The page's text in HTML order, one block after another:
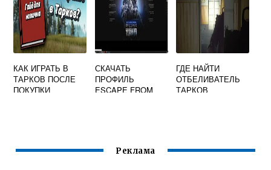
КАК ИГРАТЬ В
ТАРКОВ ПОСЛЕ
ПОКУПКИ
СКАЧАТЬ
ПРОФИЛЬ
ESCAPE FROM
ГДЕ НАЙТИ
ОТБЕЛИВАТЕЛЬ
ТАРКОВ
Реклама